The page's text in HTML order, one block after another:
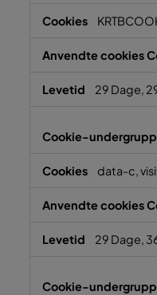
29 Dage,
data-c,
29 Dage,